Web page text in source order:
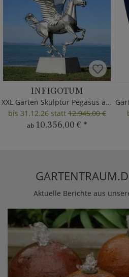
INFIGOTUM
XXL Garten Skulptur Pegasus aus Metall
bis 31.12.26 statt12.945,00 €
ab 10.356,00 € *
Aktuelle Berichte aus